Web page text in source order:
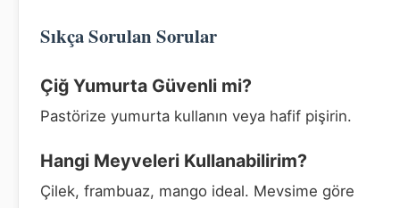
Sıkça Sorulan Sorular
Çiğ Yumurta Güvenli mi?
Pastörize yumurta kullanın veya hafif pişirin.
Hangi Meyveleri Kullanabilirim?
Çilek, frambuaz, mango ideal. Mevsime göre